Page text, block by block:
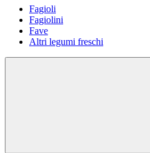
Fagioli
Fagiolini
Fave
Altri legumi freschi